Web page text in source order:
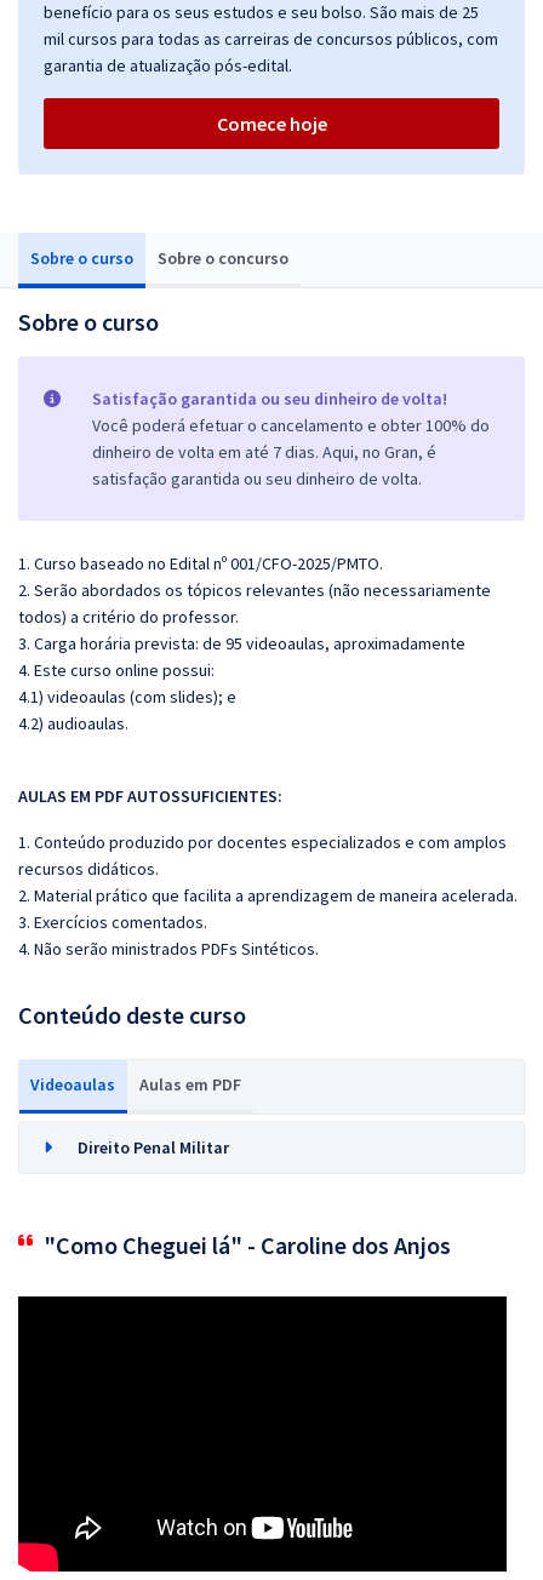
Sobre o curso Sobre o concurso
Sobre o curso
Satisfação garantida ou seu dinheiro de volta!
Você poderá efetuar o cancelamento e obter 100% do
dinheiro de volta em até 7 dias. Aqui, no Gran, é
satisfação garantida ou seu dinheiro de volta.
1. Curso baseado no Edital nº 001/CFO-2025/PMTO.
2. Serão abordados os tópicos relevantes (não necessariamente
todos) a critério do professor.
3. Carga horária prevista: de 95 videoaulas, aproximadamente
4. Este curso online possui:
4.1) videoaulas (com slides); e
4.2) audioaulas.
AULAS EM PDF AUTOSSUFICIENTES:
1. Conteúdo produzido por docentes especializados e com amplos
recursos didáticos.
2. Material prático que facilita a aprendizagem de maneira acelerada.
3. Exercícios comentados.
4. Não serão ministrados PDFs Sintéticos.
Conteúdo deste curso
Videoaulas Aulas em PDF
Direito Penal Militar
"Como Cheguei lá" - Caroline dos Anjos
benefício para os seus estudos e seu bolso. São mais de 25
mil cursos para todas as carreiras de concursos públicos, com
garantia de atualização pós-edital.
Comece hoje